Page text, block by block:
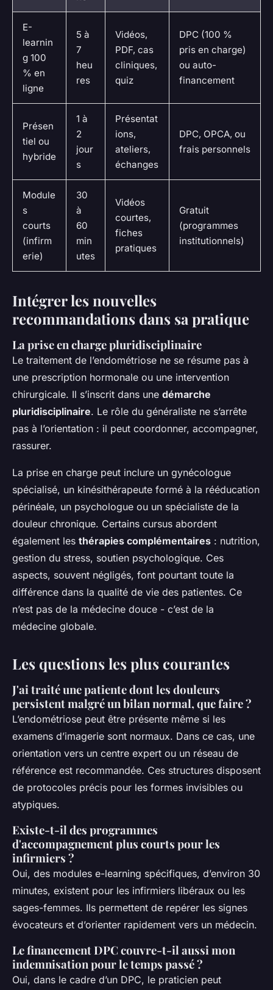
E-
learnin
g 100
% en
ligne
5 à
7
heu
res
Vidéos,
PDF, cas
cliniques,
quiz
DPC (100 %
pris en charge)
ou auto-
financement
Présen
tiel ou
hybride
1 à
2
jour
s
Présentat
ions,
ateliers,
échanges
DPC, OPCA, ou
frais personnels
Module
s
courts
(infirm
erie)
30
à
60
min
utes
Vidéos
courtes,
fiches
pratiques
Gratuit
(programmes
institutionnels)
Intégrer les nouvelles
recommandations dans sa pratique
La prise en charge pluridisciplinaire
Le traitement de l’endométriose ne se résume pas à
une prescription hormonale ou une intervention
chirurgicale. Il s’inscrit dans une démarche
pluridisciplinaire. Le rôle du généraliste ne s’arrête
pas à l’orientation : il peut coordonner, accompagner,
rassurer.
La prise en charge peut inclure un gynécologue
spécialisé, un kinésithérapeute formé à la rééducation
périnéale, un psychologue ou un spécialiste de la
douleur chronique. Certains cursus abordent
également les thérapies complémentaires : nutrition,
gestion du stress, soutien psychologique. Ces
aspects, souvent négligés, font pourtant toute la
différence dans la qualité de vie des patientes. Ce
n’est pas de la médecine douce - c’est de la
médecine globale.
Les questions les plus courantes
J'ai traité une patiente dont les douleurs
persistent malgré un bilan normal, que faire ?
L’endométriose peut être présente même si les
examens d’imagerie sont normaux. Dans ce cas, une
orientation vers un centre expert ou un réseau de
référence est recommandée. Ces structures disposent
de protocoles précis pour les formes invisibles ou
atypiques.
Existe-t-il des programmes
d'accompagnement plus courts pour les
infirmiers ?
Oui, des modules e-learning spécifiques, d’environ 30
minutes, existent pour les infirmiers libéraux ou les
sages-femmes. Ils permettent de repérer les signes
évocateurs et d’orienter rapidement vers un médecin.
Le financement DPC couvre-t-il aussi mon
indemnisation pour le temps passé ?
Oui, dans le cadre d’un DPC, le praticien peut